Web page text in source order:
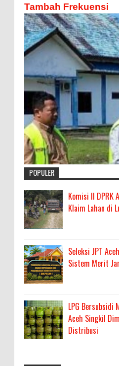
Tambah Frekuensi
POPULER
Komisi II DPRK
Klaim Lahan di
Seleksi JPT
Sistem Merit
LPG Bersubsidi
Aceh Singkil
Distribusi